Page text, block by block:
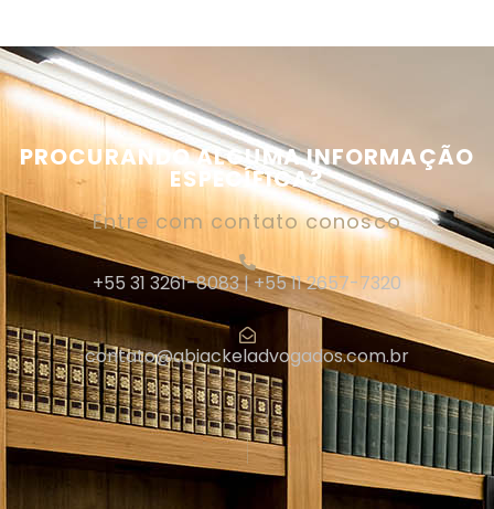
PROCURANDO ALGUMA INFORMAÇÃO
ESPECÍFICA?
Entre com contato conosco
+55 31 3261-8083 | +55 11 2657-7320
contato@abiackeladvogados.com.br
|